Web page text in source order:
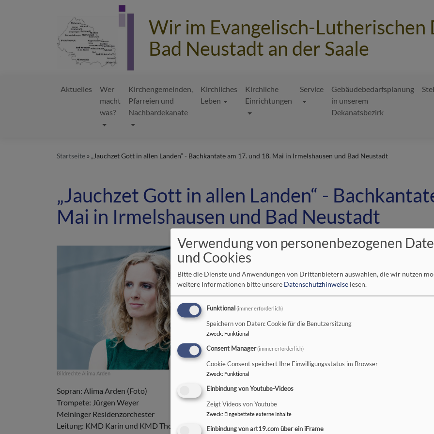
Wir im Evangelisch-Lutherischen
Bad Neustadt an der Saale
Hauptnavigation
Aktuelles
Wer
macht
was?
Kirchengemeinden,
Pfarreien und
Nachbardekanate
Kirchliches
Leben
Kirchliche
Einrichtungen
Service
Gebäudebedarfsplanung
in unserem
Dekanatsbezirk
Startseite „Jauchzet Gott in allen Landen“ - Bachkantate am 17. und 18. Mai in Irmelshausen und Bad Neustadt
„Jauchzet Gott in allen Landen“ -
Mai in Irmelshausen und Bad Neustadt
Bildrechte Alima Arden
J.S. Bachs Musik berührt auch heute noch sehr viele
Leben.
Die Werke von J.S. Bach zählen zum kulturellen Erbe, auch
Gott in allen Landen“ (BWV 51). Eine konzertierende
außergewöhnliche Verbindung ein: höchste Virtuosität,
Himmelhoch-jauchzendes Gotteslob und die innige Bitte um
Ohrenschmaus. Die Sopranistin Alima Arden, Jürgen Weyer
musizieren unter der Leitung von KMD Karin Riegler.
Sopran: Alima Arden (Foto)
Trompete: Jürgen Weyer
Meininger Residenzorchester
Leitung: KMD Karin und KMD Thomas Riegler
Verwendung von personenbezogenen
und Cookies
Bitte die Dienste und Anwendungen von Drittanbietern auswählen, die wir nutzen
weitere Informationen bitte unsere Datenschutzhinweise lesen.
Funktional (immer erforderlich)
Speichern von Daten: Cookie für die Benutzersitzung
Zweck: Funktional
Consent Manager(immer erforderlich)
Cookie Consent speichert Ihre Einwilligungsstatus im Browser
Zweck: Funktional
Einbindung von Youtube-Videos
Zeigt Videos von Youtube
Zweck: Eingebettete externe Inhalte
Einbindung von art19.com über ein iFrame